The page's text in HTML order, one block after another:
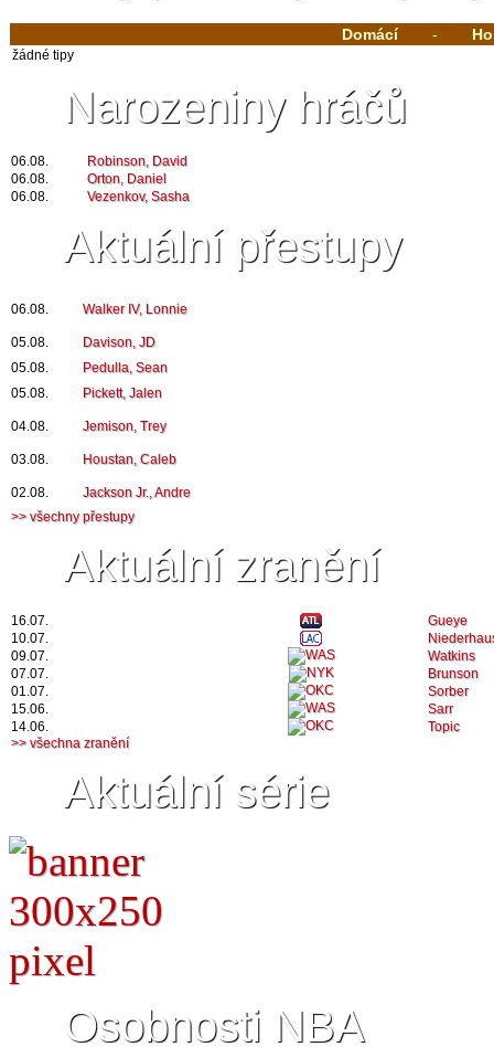
Domácí -
žádné tipy
Narozeniny hráčů
06.08.
Robinson, David
06.08.
Orton, Daniel
06.08.
Vezenkov, Sasha
Aktuální přestupy
06.08. Walker IV, Lonnie
05.08.
Davison, JD
05.08.
Pedulla, Sean
05.08.
Pickett, Jalen
04.08. Jemison, Trey
03.08. Houstan, Caleb
02.08.
Jackson Jr., Andre
>> všechny přestupy
Aktuální zranění
16.07.
Gueye
10.07.
09.07.
Watkins
07.07.
Brunson
01.07.
Sorber
15.06.
Sarr
14.06.
Topic
>> všechna zranění
Aktuální série
Osobnosti NBA